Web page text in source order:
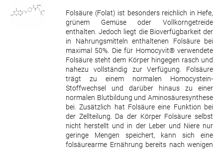
Folsäure (Folat) ist besonders reichlich in Hefe,
grünem Gemüse oder Vollkorngetreide
enthalten. Jedoch liegt die Bioverfügbarkeit der
in Nahrungsmitteln enthaltenen Folsäure bei
maximal 50%. Die für Homocyvit® verwendete
Folsäure steht dem Körper hingegen rasch und
nahezu vollständig zur Verfügung. Folsäure
trägt zu einem normalen Homocystein-
Stoffwechsel und darüber hinaus zu einer
normalen Blutbildung und Aminosäuresynthese
bei. Zusätzlich hat Folsäure eine Funktion bei
der Zellteilung. Da der Körper Folsäure selbst
nicht herstellt und in der Leber und Niere nur
geringe Mengen speichert, kann sich eine
folsäurearme Ernährung bereits nach wenigen